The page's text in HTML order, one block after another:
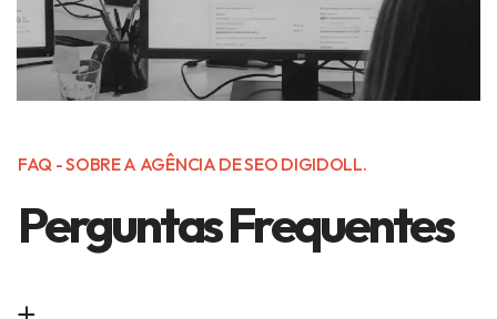
FAQ - SOBRE A AGÊNCIA DE SEO DIGIDOLL.
Perguntas Frequentes